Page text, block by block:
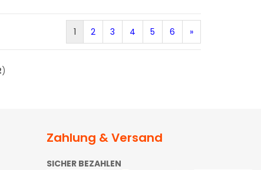
1 2 3 4 5 6 »
)
Zahlung & Versand
SICHER BEZAHLEN